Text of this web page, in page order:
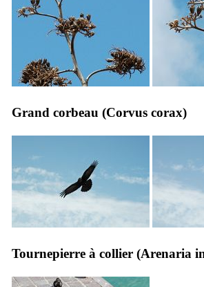
Grand corbeau (Corvus corax)
Tournepierre à collier (Arenaria